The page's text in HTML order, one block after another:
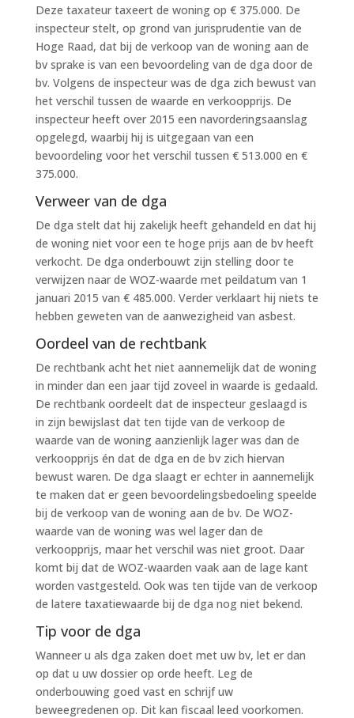
Deze taxateur taxeert de woning op € 375.000. De
inspecteur stelt, op grond van jurisprudentie van de
Hoge Raad, dat bij de verkoop van de woning aan de
bv sprake is van een bevoordeling van de dga door de
bv. Volgens de inspecteur was de dga zich bewust van
het verschil tussen de waarde en verkoopprijs. De
inspecteur heeft over 2015 een navorderingsaanslag
opgelegd, waarbij hij is uitgegaan van een
bevoordeling voor het verschil tussen € 513.000 en €
375.000.
Verweer van de dga
De dga stelt dat hij zakelijk heeft gehandeld en dat hij
de woning niet voor een te hoge prijs aan de bv heeft
verkocht. De dga onderbouwt zijn stelling door te
verwijzen naar de WOZ-waarde met peildatum van 1
januari 2015 van € 485.000. Verder verklaart hij niets te
hebben geweten van de aanwezigheid van asbest.
Oordeel van de rechtbank
De rechtbank acht het niet aannemelijk dat de woning
in minder dan een jaar tijd zoveel in waarde is gedaald.
De rechtbank oordeelt dat de inspecteur geslaagd is
in zijn bewijslast dat ten tijde van de verkoop de
waarde van de woning aanzienlijk lager was dan de
verkoopprijs én dat de dga en de bv zich hiervan
bewust waren. De dga slaagt er echter in aannemelijk
te maken dat er geen bevoordelingsbedoeling speelde
bij de verkoop van de woning aan de bv. De WOZ-
waarde van de woning was wel lager dan de
verkoopprijs, maar het verschil was niet groot. Daar
komt bij dat de WOZ-waarden vaak aan de lage kant
worden vastgesteld. Ook was ten tijde van de verkoop
de latere taxatiewaarde bij de dga nog niet bekend.
Tip voor de dga
Wanneer u als dga zaken doet met uw bv, let er dan
op dat u uw dossier op orde heeft. Leg de
onderbouwing goed vast en schrijf uw
beweegredenen op. Dit kan fiscaal leed voorkomen.